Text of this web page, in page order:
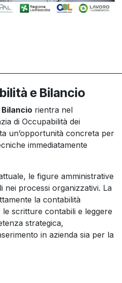
e Bilancio
rientra nel
di Occupabilità dei
un’opportunità concreta per
immediatamente
le figure amministrative
nei processi organizzativi. La
la contabilità
scritture contabili e leggere
strategica,
in azienda sia per la